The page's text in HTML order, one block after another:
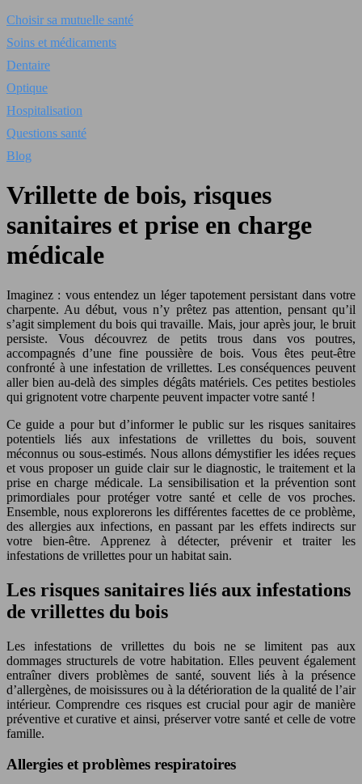
Choisir sa mutuelle santé
Soins et médicaments
Dentaire
Optique
Hospitalisation
Questions santé
Blog
Vrillette de bois, risques
sanitaires et prise en charge
médicale
Imaginez : vous entendez un léger tapotement persistant dans votre
charpente. Au début, vous n’y prêtez pas attention, pensant qu’il
s’agit simplement du bois qui travaille. Mais, jour après jour, le bruit
persiste. Vous découvrez de petits trous dans vos poutres,
accompagnés d’une fine poussière de bois. Vous êtes peut-être
confronté à une infestation de vrillettes. Les conséquences peuvent
aller bien au-delà des simples dégâts matériels. Ces petites bestioles
qui grignotent votre charpente peuvent impacter votre santé !
Ce guide a pour but d’informer le public sur les risques sanitaires
potentiels liés aux infestations de vrillettes du bois, souvent
méconnus ou sous-estimés. Nous allons démystifier les idées reçues
et vous proposer un guide clair sur le diagnostic, le traitement et la
prise en charge médicale. La sensibilisation et la prévention sont
primordiales pour protéger votre santé et celle de vos proches.
Ensemble, nous explorerons les différentes facettes de ce problème,
des allergies aux infections, en passant par les effets indirects sur
votre bien-être. Apprenez à détecter, prévenir et traiter les
infestations de vrillettes pour un habitat sain.
Les risques sanitaires liés aux infestations
de vrillettes du bois
Les infestations de vrillettes du bois ne se limitent pas aux
dommages structurels de votre habitation. Elles peuvent également
entraîner divers problèmes de santé, souvent liés à la présence
d’allergènes, de moisissures ou à la détérioration de la qualité de l’air
intérieur. Comprendre ces risques est crucial pour agir de manière
préventive et curative et ainsi, préserver votre santé et celle de votre
famille.
Allergies et problèmes respiratoires